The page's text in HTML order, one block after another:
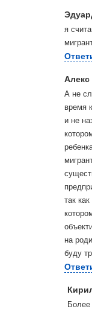
я
Алекс
А не
время
и не
так
на
буду
Более